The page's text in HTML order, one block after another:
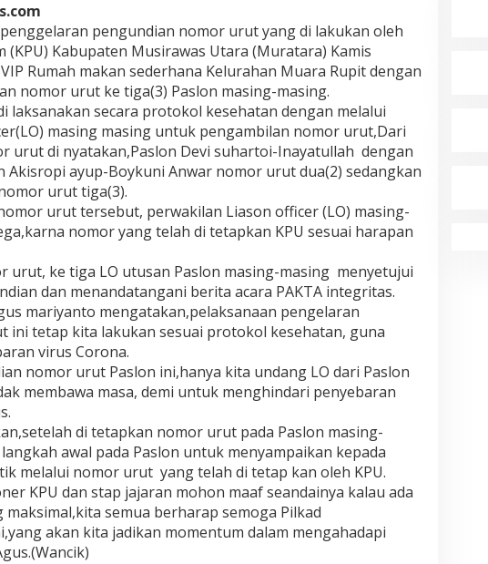
pengundian nomor urut yang di lakukan oleh
(KPU) Kabupaten Musirawas Utara (Muratara) Kamis
Rumah makan sederhana Kelurahan Muara Rupit dengan
nomor urut ke tiga(3) Paslon masing-masing.
laksanakan secara protokol kesehatan dengan melalui
masing masing untuk pengambilan nomor urut,Dari
urut di nyatakan,Paslon Devi suhartoi-Inayatullah dengan
ayup-Boykuni Anwar nomor urut dua(2) sedangkan
urut tiga(3).
urut tersebut, perwakilan Liason officer (LO) masing-
nomor yang telah di tetapkan KPU sesuai harapan
urut, ke tiga LO utusan Paslon masing-masing menyetujui
dan menandatangani berita acara PAKTA integritas.
mariyanto mengatakan,pelaksanaan pengelaran
ini tetap kita lakukan sesuai protokol kesehatan, guna
virus Corona.
nomor urut Paslon ini,hanya kita undang LO dari Paslon
membawa masa, demi untuk menghindari penyebaran
di tetapkan nomor urut pada Paslon masing-
awal pada Paslon untuk menyampaikan kepada
melalui nomor urut yang telah di tetap kan oleh KPU.
KPU dan stap jajaran mohon maaf seandainya kalau ada
semua berharap semoga Pilkad
akan kita jadikan momentum dalam mengahadapi